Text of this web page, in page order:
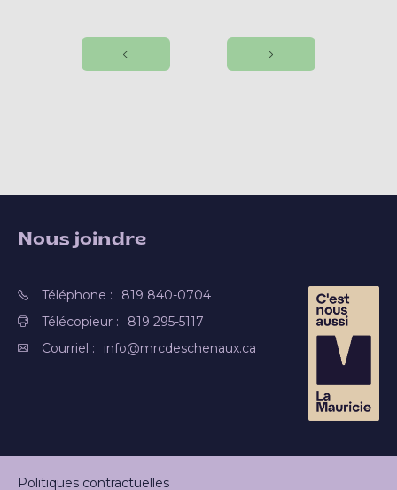
Nous joindre
Téléphone :
819 840-0704
Télécopieur :
819 295-5117
Courriel :
info@mrcdeschenaux.ca
Politiques contractuelles